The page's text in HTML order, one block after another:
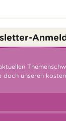
doch unseren